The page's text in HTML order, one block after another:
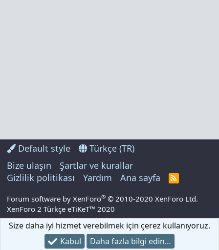
Default style
Türkçe (TR)
Bize ulaşın
Şartlar ve kurallar
Gizlilik politikası
Yardım Ana sayfa
R
S
Forum software by XenForo® © 2010-2020 XenForo Ltd.
XenForo 2 Türkçe eTiKeT™ 2020
Size daha iyi hizmet verebilmek için çerez kullanıyoruz.
Kabul
Daha fazla bilgi edin…